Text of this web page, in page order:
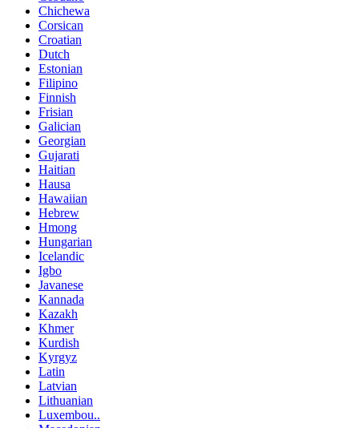
Chichewa
Corsican
Croatian
Dutch
Estonian
Filipino
Finnish
Frisian
Galician
Georgian
Gujarati
Haitian
Hausa
Hawaiian
Hebrew
Hmong
Hungarian
Icelandic
Igbo
Javanese
Kannada
Kazakh
Khmer
Kurdish
Kyrgyz
Latin
Latvian
Lithuanian
Luxembou..